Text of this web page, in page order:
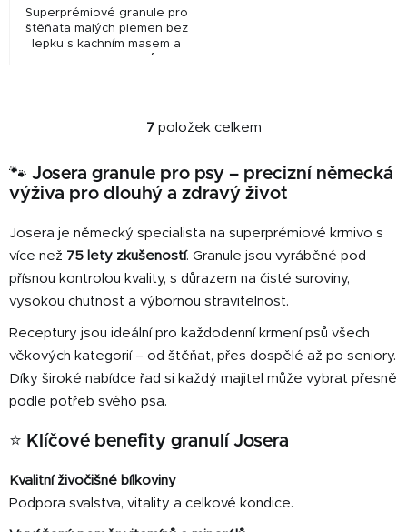
Superprémiové granule pro
štěňata malých plemen bez
lepku s kachním masem a
lososem. Podpora růstu,
O
l
á
a
c
í
p
v
k
y
p
u
7položek celkem
🐾 Josera granule pro psy – precizní německá
výživa pro dlouhý a zdravý život
Josera je německý specialista na superprémiové krmivo s
více než 75 lety zkušeností. Granule jsou vyráběné pod
přísnou kontrolou kvality, s důrazem na čisté suroviny,
vysokou chutnost a výbornou stravitelnost.
Receptury jsou ideální pro každodenní krmení psů všech
věkových kategorií – od štěňat, přes dospělé až po seniory.
Díky široké nabídce řad si každý majitel může vybrat přesně
podle potřeb svého psa.
⭐ Klíčové benefity granulí Josera
Kvalitní živočišné bílkoviny
Podpora svalstva, vitality a celkové kondice.